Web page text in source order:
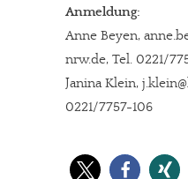
Anmeldung:
Anne Beyen,
nrw.de, Tel. 0221/
Janina Klein,
0221/7757-106